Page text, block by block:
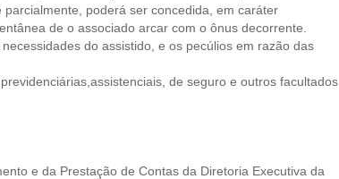
poderá ser concedida, em caráter
de o associado arcar com o ônus decorrente.
do assistido, e os pecúlios em razão das
de seguro e outros facultados
e da Prestação de Contas da Diretoria Executiva da